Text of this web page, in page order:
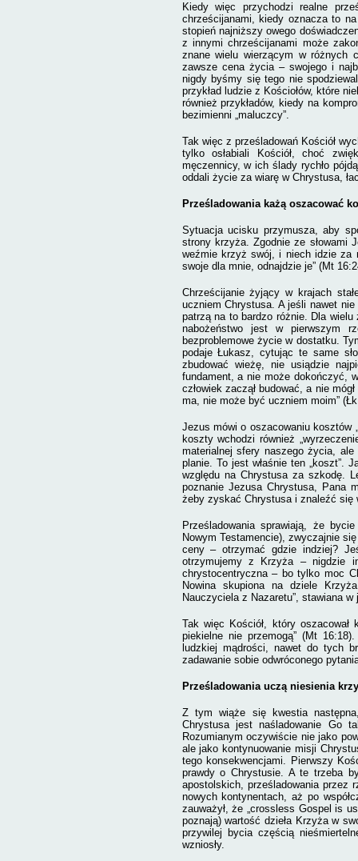
Kiedy więc przychodzi realne
chrześcijanami, kiedy oznacza to
stopień najniższy owego
z innymi chrześcijanami może
znane wielu wierzącym w różnych
zawsze cena życia – swojego i
nigdy byśmy się tego nie
przykład ludzie z Kościołów, które
również przykładów, kiedy na
bezimienni „maluczcy”.
Tak więc z prześladowań Kościół
tylko osłabiali Kościół, choć
męczennicy, w ich ślady rychło
oddali życie za wiarę w Chrystusa,
Prześladowania każą oszacować
Sytuacja ucisku przymusza, aby
strony krzyża. Zgodnie ze słowami
weźmie krzyż swój, i niech idzie za
swoje dla mnie, odnajdzie je” (Mt
Chrześcijanie żyjący w krajach
uczniem Chrystusa. A jeśli nawet
patrzą na to bardzo różnie. Dla
nabożeństwo jest w pierwszym
bezproblemowe życie w dostatku.
podaje Łukasz, cytując te same
zbudować wieżę, nie usiądzie
fundament, a nie może dokończyć,
człowiek zaczął budować, a nie
ma, nie może być uczniem moim”
Jezus mówi o oszacowaniu kosztów
koszty wchodzi również
materialnej sfery naszego życia,
planie. To jest właśnie ten „koszt”.
względu na Chrystusa za szkodę.
poznanie Jezusa Chrystusa, Pana
żeby zyskać Chrystusa i znaleźć się
Prześladowania sprawiają, że
Nowym Testamencie), zwyczajnie
ceny – otrzymać gdzie indziej?
otrzymujemy z Krzyża – nigdzie
chrystocentryczna – bo tylko moc
Nowina skupiona na dziele
Nauczyciela z Nazaretu”, stawiana
Tak więc Kościół, który
piekielne nie przemogą” (Mt
ludzkiej mądrości, nawet do tych
zadawanie sobie odwróconego
Prześladowania uczą niesienia
Z tym wiąże się kwestia
Chrystusa jest naśladowanie Go
Rozumianym oczywiście nie jako
ale jako kontynuowanie misji
tego konsekwencjami. Pierwszy
prawdy o Chrystusie. A te trzeba
apostolskich, prześladowania przez
nowych kontynentach, aż po
zauważył, że „crossless Gospel is
poznają) wartość dzieła Krzyża w
przywilej bycia częścią
wzniosły.